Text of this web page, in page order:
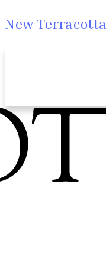
New Terracotta